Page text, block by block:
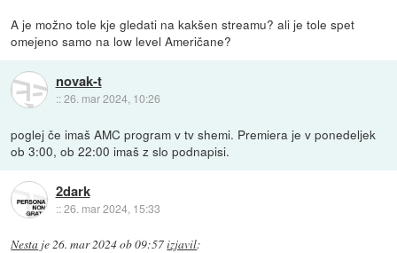
A je možno tole kje gledati na kakšen streamu? ali je tole spet
omejeno samo na low level Američane?
novak-t
::26. mar 2024, 10:26
poglej če imaš AMC program v tv shemi. Premiera je v ponedeljek
ob 3:00, ob 22:00 imaš z slo podnapisi.
2dark
::26. mar 2024, 15:33
Nesta je26. mar 2024 ob 09:57izjavil: